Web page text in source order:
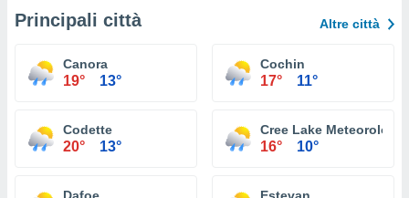
Principali città Altre città
Canora
19° 13°
Cochin
17° 11°
Codette
20° 13°
Cree Lake
16° 10°